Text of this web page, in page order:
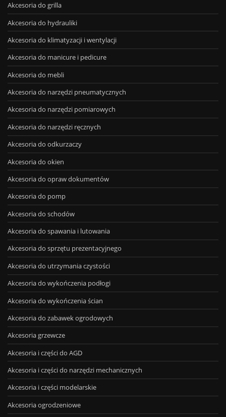
Akcesoria do grilla
Akcesoria do hydrauliki
Akcesoria do klimatyzacji i wentylacji
Akcesoria do manicure i pedicure
Akcesoria do mebli
Akcesoria do narzędzi pneumatycznych
Akcesoria do narzędzi pomiarowych
Akcesoria do narzędzi ręcznych
Akcesoria do odkurzaczy
Akcesoria do okien
Akcesoria do opraw dokumentów
Akcesoria do pomp
Akcesoria do schodów
Akcesoria do spawania i lutowania
Akcesoria do sprzętu prezentacyjnego
Akcesoria do utrzymania czystości
Akcesoria do wykończenia podłogi
Akcesoria do wykończenia ścian
Akcesoria do zabawek ogrodowych
Akcesoria grzewcze
Akcesoria i części do AGD
Akcesoria i części do narzędzi mechanicznych
Akcesoria i części modelarskie
Akcesoria ogrodzeniowe